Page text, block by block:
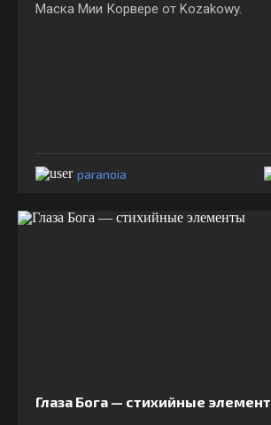
Маска Мии Корвере от Kozakowy.
paranoia
Глаза Бога — стихийные